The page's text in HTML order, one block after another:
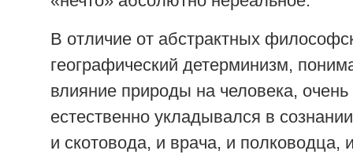
В отличие от абстрактных
географический детерминизм,
влияние природы на человека, очень
естественно укладывался в
и скотовода, и врача, и полководца,